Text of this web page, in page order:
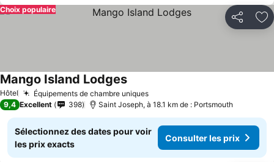
Partager
Choix populaire
Hôtel Équipements de chambre uniquesConsulter les prix
Mango Island LodgesConsulter les prix
9,4 Excellent 398 Saint Joseph, à 18.1 km de : Portsmouth
Sélectionnez des dates pour voir
les prix exacts
Consulter les prix